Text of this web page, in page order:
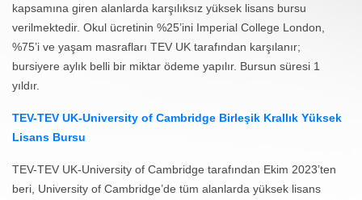
kapsamına giren alanlarda karşılıksız yüksek lisans bursu
verilmektedir. Okul ücretinin %25’ini Imperial College London,
%75’i ve yaşam masrafları TEV UK tarafından karşılanır;
bursiyere aylık belli bir miktar ödeme yapılır. Bursun süresi 1
yıldır.
TEV-TEV UK-University of Cambridge Birleşik Krallık Yüksek
Lisans Bursu
TEV-TEV UK-University of Cambridge tarafından Ekim 2023’ten
beri, University of Cambridge’de tüm alanlarda yüksek lisans